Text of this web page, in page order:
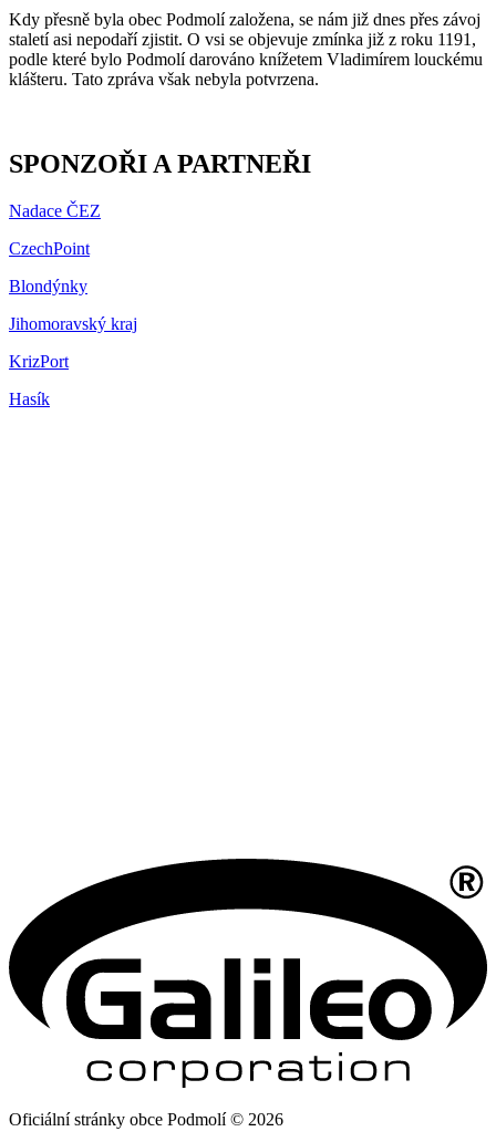
Kdy přesně byla obec Podmolí založena, se nám již dnes přes závoj
staletí asi nepodaří zjistit. O vsi se objevuje zmínka již z roku 1191,
podle které bylo Podmolí darováno knížetem Vladimírem louckému
klášteru. Tato zpráva však nebyla potvrzena.
SPONZOŘI A PARTNEŘI
Nadace ČEZ
CzechPoint
Blondýnky
Jihomoravský kraj
KrizPort
Hasík
Oficiální stránky obce Podmolí © 2026